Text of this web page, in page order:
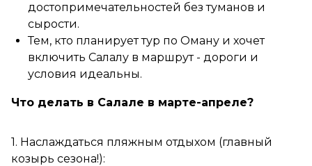
достопримечательностей без туманов и
сырости.
Тем, кто планирует тур по Оману и хочет
включить Салалу в маршрут - дороги и
условия идеальны.
Что делать в Салале в марте-апреле?
1. Наслаждаться пляжным отдыхом (главный
козырь сезона!):